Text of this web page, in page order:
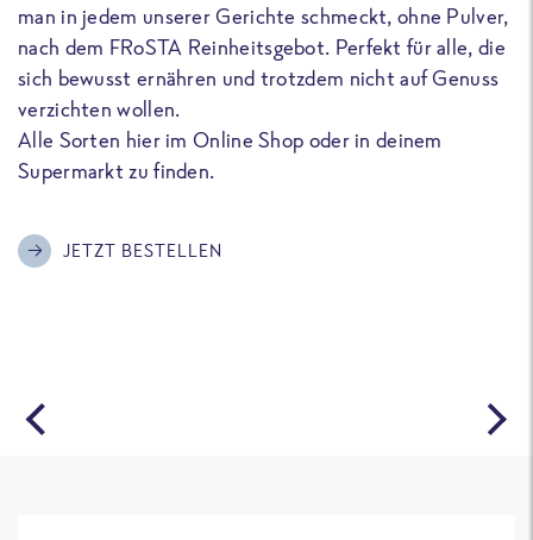
man in jedem unserer Gerichte schmeckt, ohne Pulver,
nach dem FRoSTA Reinheitsgebot. Perfekt für alle, die
sich bewusst ernähren und trotzdem nicht auf Genuss
verzichten wollen.
Alle Sorten hier im Online Shop oder in deinem
Supermarkt zu finden.
JETZT BESTELLEN